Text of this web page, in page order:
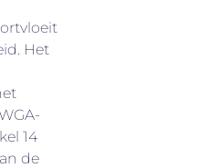
Het
14
de